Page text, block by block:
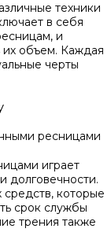
техники
в себя
и
их объем. Каждая
черты
ресницами
играет
долговечности.
которые
срок службы
трения также